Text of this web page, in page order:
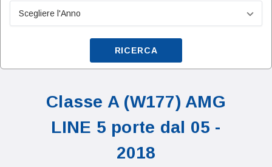
RICERCA
Classe A (W177) AMG
LINE 5 porte dal 05 -
2018